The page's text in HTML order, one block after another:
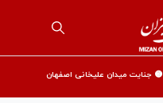
🟡 جنایت میدان علیخانی اصفهان